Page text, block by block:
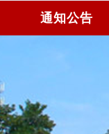
通知公告